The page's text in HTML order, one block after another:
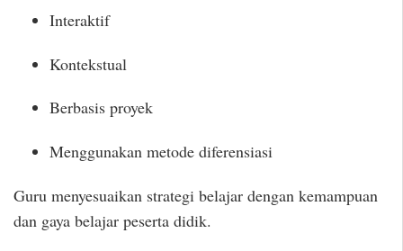
Interaktif
Kontekstual
Berbasis proyek
Menggunakan metode diferensiasi
Guru menyesuaikan strategi belajar dengan kemampuan
dan gaya belajar peserta didik.